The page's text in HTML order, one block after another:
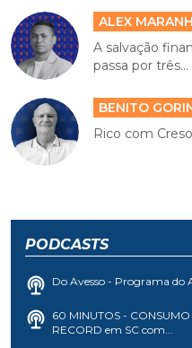
ALEX
A salvação
passa por três...
BENITO
Rico com Creso
PODCASTS
Do Avesso - Programa do
60 MINUTOS -
RECORD em SC com...